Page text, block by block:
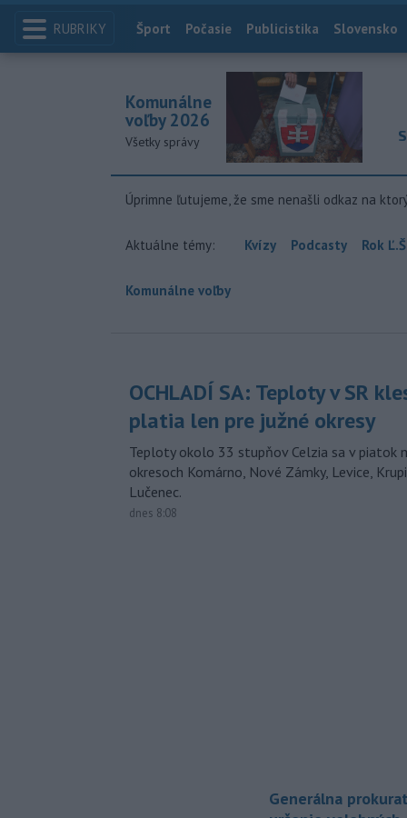
RUBRIKY Index
Šport Počasie Publicistika Slovensko
Komunálne
voľby 2026
Všetky správy
Úprimne ľutujeme, že sme nenašli odkaz na
Aktuálne témy: Kvízy Podcasty Rok
Komunálne voľby
OCHLADÍ SA: Teploty v SR
platia len pre južné okresy
Teploty okolo 33 stupňov Celzia sa v piatok
okresoch Komárno, Nové Zámky, Levice,
Lučenec.
dnes 8:08
Generálna